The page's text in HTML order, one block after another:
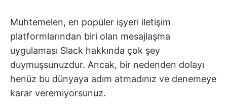
Muhtemelen, en popüler işyeri iletişim
platformlarından biri olan mesajlaşma
uygulaması Slack hakkında çok şey
duymuşsunuzdur. Ancak, bir nedenden dolayı
henüz bu dünyaya adım atmadınız ve denemeye
karar veremiyorsunuz.